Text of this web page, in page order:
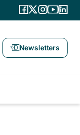
Newsletters